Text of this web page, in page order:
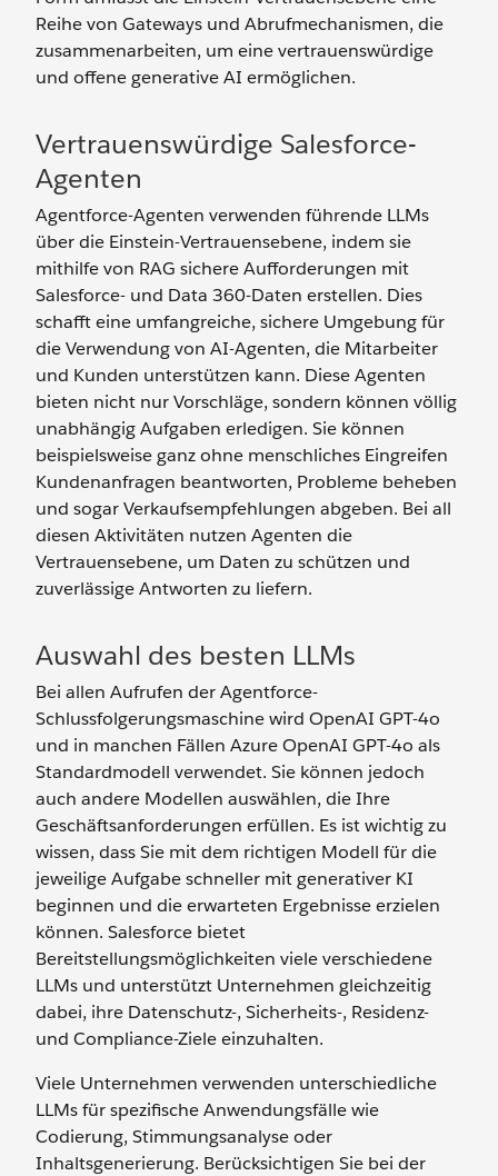
Reihe von Gateways und Abrufmechanismen, die
zusammenarbeiten, um eine vertrauenswürdige
und offene generative AI ermöglichen.
Vertrauenswürdige Salesforce-
Agenten
Agentforce-Agenten verwenden führende LLMs
über die Einstein-Vertrauensebene, indem sie
mithilfe von RAG sichere Aufforderungen mit
Salesforce- und Data 360-Daten erstellen. Dies
schafft eine umfangreiche, sichere Umgebung für
die Verwendung von AI-Agenten, die Mitarbeiter
und Kunden unterstützen kann. Diese Agenten
bieten nicht nur Vorschläge, sondern können völlig
unabhängig Aufgaben erledigen. Sie können
beispielsweise ganz ohne menschliches Eingreifen
Kundenanfragen beantworten, Probleme beheben
und sogar Verkaufsempfehlungen abgeben. Bei all
diesen Aktivitäten nutzen Agenten die
Vertrauensebene, um Daten zu schützen und
zuverlässige Antworten zu liefern.
Auswahl des besten LLMs
Bei allen Aufrufen der Agentforce-
Schlussfolgerungsmaschine wird OpenAI GPT-4o
und in manchen Fällen Azure OpenAI GPT-4o als
Standardmodell verwendet. Sie können jedoch
auch andere Modellen auswählen, die Ihre
Geschäftsanforderungen erfüllen. Es ist wichtig zu
wissen, dass Sie mit dem richtigen Modell für die
jeweilige Aufgabe schneller mit generativer KI
beginnen und die erwarteten Ergebnisse erzielen
können. Salesforce bietet
Bereitstellungsmöglichkeiten viele verschiedene
LLMs und unterstützt Unternehmen gleichzeitig
dabei, ihre Datenschutz-, Sicherheits-, Residenz-
und Compliance-Ziele einzuhalten.
Viele Unternehmen verwenden unterschiedliche
LLMs für spezifische Anwendungsfälle wie
Codierung, Stimmungsanalyse oder
Inhaltsgenerierung. Berücksichtigen Sie bei der